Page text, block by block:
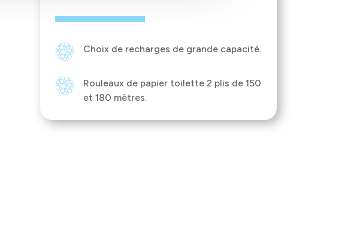
Choix de recharges de grande capacité.
Rouleaux de papier toilette 2 plis de 150
et 180 mètres.